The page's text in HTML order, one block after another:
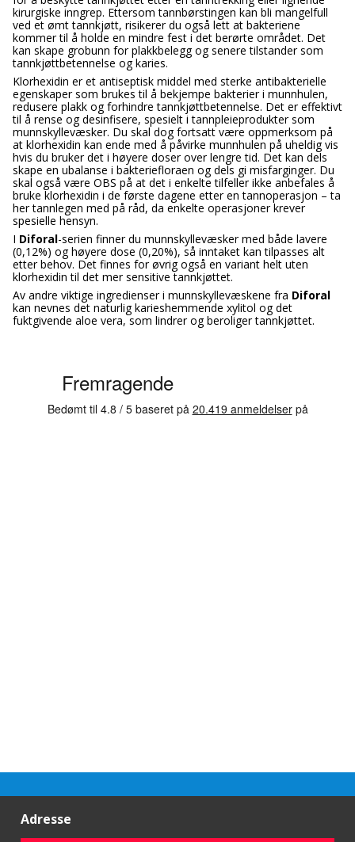
kirurgiske inngrep. Ettersom tannbørstingen kan bli mangelfull
ved et ømt tannkjøtt, risikerer du også lett at bakteriene
kommer til å holde en mindre fest i det berørte området. Det
kan skape grobunn for plakkbelegg og senere tilstander som
tannkjøttbetennelse og karies.
Klorhexidin er et antiseptisk middel med sterke antibakterielle
egenskaper som brukes til å bekjempe bakterier i munnhulen,
redusere plakk og forhindre tannkjøttbetennelse. Det er effektivt
til å rense og desinfisere, spesielt i tannpleieprodukter som
munnskyllevæsker. Du skal dog fortsatt være oppmerksom på
at klorhexidin kan ende med å påvirke munnhulen på uheldig vis
hvis du bruker det i høyere doser over lengre tid. Det kan dels
skape en ubalanse i bakteriefloraen og dels gi misfarginger. Du
skal også være OBS på at det i enkelte tilfeller ikke anbefales å
bruke klorhexidin i de første dagene etter en tannoperasjon – ta
her tannlegen med på råd, da enkelte operasjoner krever
spesielle hensyn.
I Diforal-serien finner du munnskyllevæsker med både lavere
(0,12%) og høyere dose (0,20%), så inntaket kan tilpasses alt
etter behov. Det finnes for øvrig også en variant helt uten
klorhexidin til det mer sensitive tannkjøttet.
Av andre viktige ingredienser i munnskyllevæskene fra Diforal
kan nevnes det naturlig karieshemmende xylitol og det
fuktgivende aloe vera, som lindrer og beroliger tannkjøttet.
Adresse